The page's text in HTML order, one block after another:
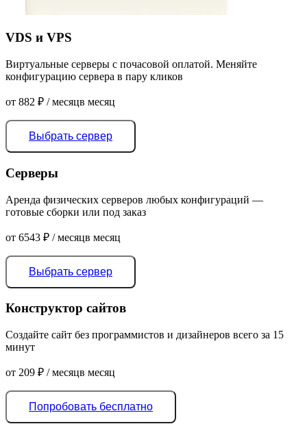
VDS и VPS
Виртуальные серверы с почасовой оплатой. Меняйте
конфигурацию сервера в пару кликов
от 882 ₽ / месяцв месяц
Выбрать сервер
Серверы
Аренда физических серверов любых конфигураций —
готовые сборки или под заказ
от 6543 ₽ / месяцв месяц
Выбрать сервер
Конструктор сайтов
Создайте сайт без программистов и дизайнеров всего за 15
минут
от 209 ₽ / месяцв месяц
Попробовать бесплатно